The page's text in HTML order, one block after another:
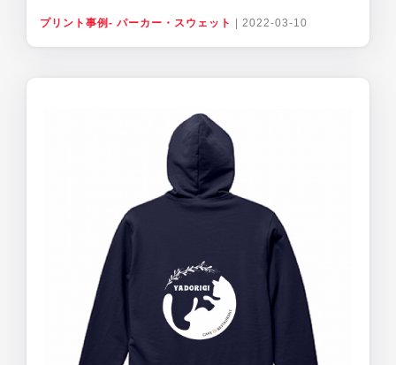
プリント事例- パーカー・スウェット 2022-03-10